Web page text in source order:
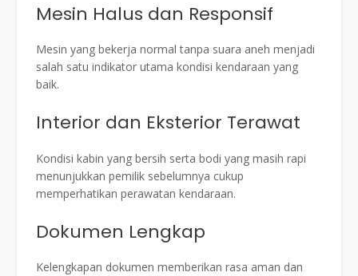
Mesin Halus dan Responsif
Mesin yang bekerja normal tanpa suara aneh menjadi
salah satu indikator utama kondisi kendaraan yang
baik.
Interior dan Eksterior Terawat
Kondisi kabin yang bersih serta bodi yang masih rapi
menunjukkan pemilik sebelumnya cukup
memperhatikan perawatan kendaraan.
Dokumen Lengkap
Kelengkapan dokumen memberikan rasa aman dan